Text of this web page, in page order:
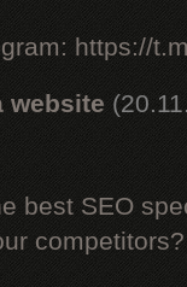
https://
website
best SEO
competitors?